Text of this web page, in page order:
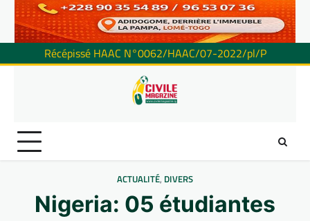
Récépissé HAAC N°0062/HAAC/07-2022/pl/P
ACTUALITÉ, DIVERS
Nigeria: 05 étudiantes